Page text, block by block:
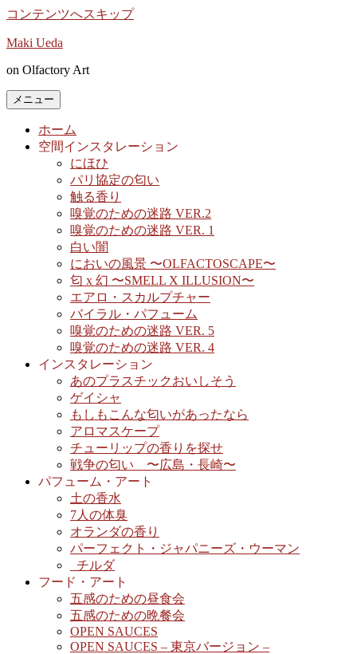
コンテンツへスキップ
Maki Ueda
on Olfactory Art
メニュー
ホーム
空間インスタレーション
にほひ
パリ協定の匂い
触る香り
嗅覚のための迷路 VER.2
嗅覚のための迷路 VER. 1
白い闇
においの風景 〜OLFACTOSCAPE〜
匂 x 幻 〜SMELL X ILLUSION〜
エアロ・スカルプチャー
バイラル・パフューム
嗅覚のための迷路 VER. 5
嗅覚のための迷路 VER. 4
インスタレーション
あのプラスチックおいしそう
ゲイシャ
もしもこんな匂いがあったなら
アロマスケープ
チューリップの香りを探せ
戦争の匂い 〜広島・長崎〜
パフューム・アート
土の香水
7人の体臭
オランダの香り
パーフェクト・ジャパニーズ・ウーマン
_チルダ
フード・アート
五感のための昼食会
五感のための晩餐会
OPEN SAUCES
OPEN SAUCES – 東京バージョン –